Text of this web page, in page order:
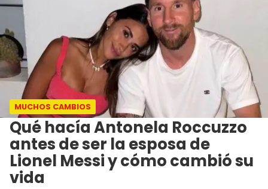
MUCHOS CAMBIOS
​Qué hacía Antonela Roccuzzo
antes de ser la esposa de
Lionel Messi y cómo cambió su
vida